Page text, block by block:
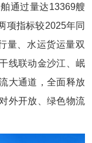
通过量达13369艘
项指标较2025年同
量、水运货运量双
线联动金沙江、岷
大通道，全面释放
外开放、绿色物流